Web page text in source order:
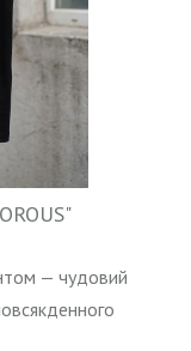
— чудовий